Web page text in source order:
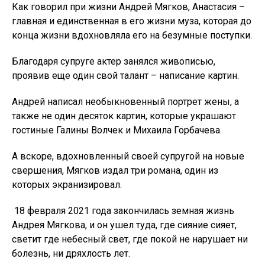
Как говорил при жизни Андрей Мягков, Анастасия –
главная и единственная в его жизни муза, которая до
конца жизни вдохновляла его на безумные поступки.
Благодаря супруге актер занялся живописью,
проявив еще один свой талант – написание картин.
Андрей написал необыкновенный портрет жены, а
также не один десяток картин, которые украшают
гостиные Галины Волчек и Михаила Горбачева.
А вскоре, вдохновленный своей супругой на новые
свершения, Мягков издал три романа, один из
которых экранизировал.
18 февраля 2021 года закончилась земная жизнь
Андрея Мягкова, и он ушел туда, где сияние сияет,
светит где небесный свет, где покой не нарушает ни
болезнь, ни дряхлость лет.